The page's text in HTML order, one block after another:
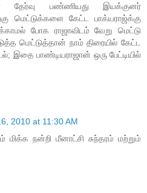
தேர்வு பண்ணியது இயக்குனர்
மெட்டுக்களை கேட்ட பாக்யராஜ்க்கு
போக ராஜாவிடம் வேறு மெட்டு
மெட்டுத்தான் நாம் திரையில் கேட்ட
இதை பாண்டியராஜான் ஒரு பேட்டியில்
2010 at 11:30 AM
மிக்க நன்றி மீனாட்சி சுந்தரம் மற்றும்